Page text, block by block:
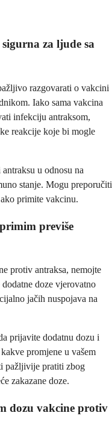
za ljude sa
razgovarati o vakcini
Iako sama vakcina
infekciju antraksom,
reakcije koje bi mogle
u odnosu na
stanje. Mogu preporučiti
primite vakcinu.
previše
protiv antraksa, nemojte
doze vjerovatno
jačih nuspojava na
prijavite dodatnu dozu i
promjene u vašem
pažljivije pratiti zbog
zakazane doze.
dozu vakcine protiv